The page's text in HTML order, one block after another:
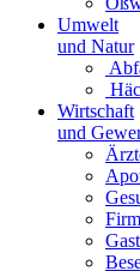
Umwelt
und Natur
Wirtschaft
und